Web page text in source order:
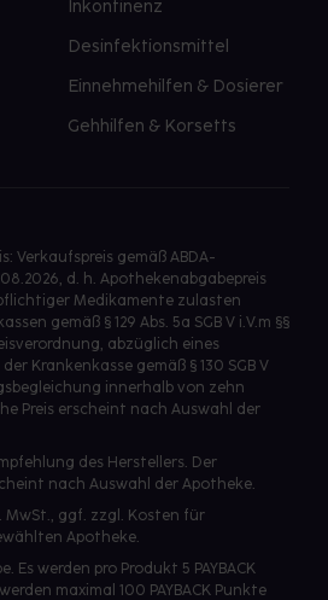
Inkontinenz
Desinfektionsmittel
Einnehmehilfen & Dosierer
Gehhilfen & Korsetts
Verkaufspreis gemäß ABDA-
d. h. Apothekenabgabepreis
Medikamente zulasten
gemäß § 129 Abs. 5a SGB V i.V.m §§
abzüglich eines
Krankenkasse gemäß § 130 SGB V
innerhalb von zehn
Preis erscheint nach Auswahl der
des Herstellers. Der
nach Auswahl der Apotheke.
MwSt., ggf. zzgl. Kosten für
Apotheke.
Es werden pro Produkt 5 PAYBACK
maximal 100 PAYBACK Punkte